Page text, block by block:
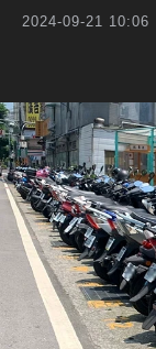
2024-09-21 10:06